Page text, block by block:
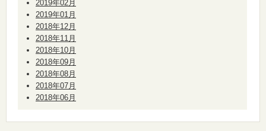
2019年02月
2019年01月
2018年12月
2018年11月
2018年10月
2018年09月
2018年08月
2018年07月
2018年06月